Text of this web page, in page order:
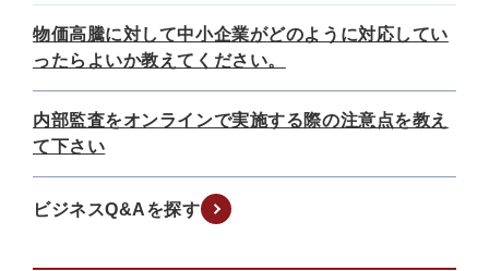
物価高騰に対して中小企業がどのように対応してい
ったらよいか教えてください。
内部監査をオンラインで実施する際の注意点を教え
て下さい
ビジネスQ&Aを探す